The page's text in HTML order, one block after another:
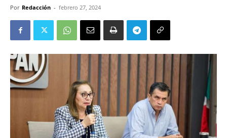
Por Redacción - febrero 27, 2024